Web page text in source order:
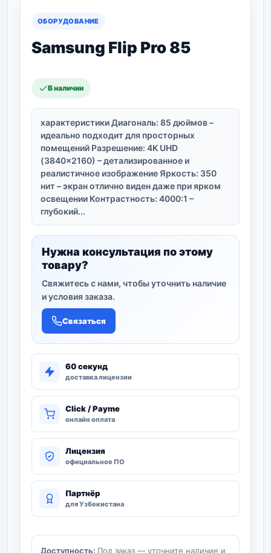
ОБОРУДОВАНИЕ
Samsung Flip Pro 85
В наличии
характеристики Диагональ: 85 дюймов –
идеально подходит для просторных
помещений Разрешение: 4K UHD
(3840×2160) – детализированное и
реалистичное изображение Яркость: 350
нит – экран отлично виден даже при ярком
освещении Контрастность: 4000:1 –
глубокий...
Нужна консультация по этому
товару?
Свяжитесь с нами, чтобы уточнить наличие
и условия заказа.
Связаться
60 секунд
доставка лицензии
Click / Payme
онлайн оплата
Лицензия
официальное ПО
Партнёр
для Узбекистана
Доступность: Под заказ — уточните наличие и